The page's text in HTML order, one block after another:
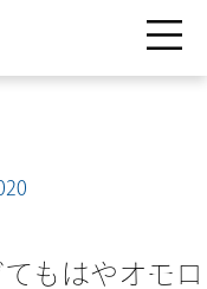
もはやオモロ